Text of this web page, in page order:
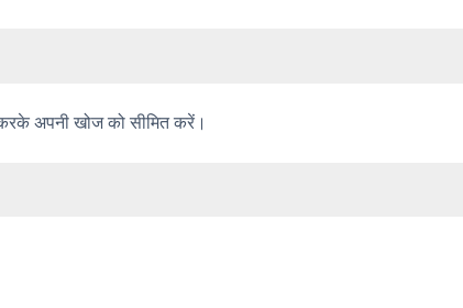
अपनी खोज को सीमित करें।